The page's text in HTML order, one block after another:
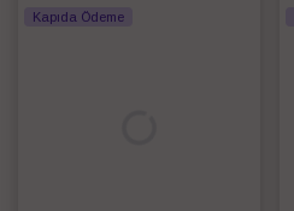
Kapıda Ödeme